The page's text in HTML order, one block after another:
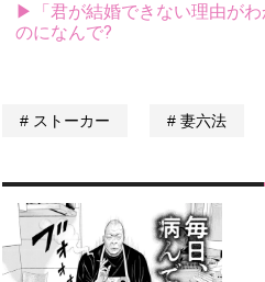
▶「君が結婚できない理由が
のになんで?
ストーカー 妻六法